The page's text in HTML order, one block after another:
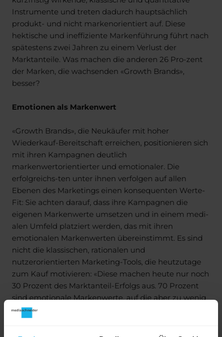
Instrumente und treten dadurch hauptsächlich
produkt- und nicht markenorientiert auf. Diese
hektische und ineffiziente Markenführung führt nach
spätestens zwei Jahren zu einem Verlust der
Marktanteile. Was machen die anderen 26 Pro-zent
der Marken, die wachsenden «Growth Brands»,
besser?
Emotionen als Markenwert
«Growth Brands», die Neukäufer mit hoher
Wiederkauf-Bereitschaft erreichen, positionieren sich
mit ihren Kampagnen deutlich
markenwertorientierter und emotionaler. Die
erfolgreichs-ten unter ihnen verfolgen auf allen
Ebenen des Marketings einen konsequenten Werte-
Fit: Sie achten darauf, dass ihre Kampagnen die
eigenen Markenwerte umsetzen und in einem medi-
alen Umfeld platziert werden, das mit ihren
emotionalen Markenwerten übereinstimmt. Es sind
nicht die klassischen, rationalen und
nutzerorientierten Marketing-Tools, die heutzutage
zum Kauf motivieren: «Diese machen heute nur noch
30 Prozent des Marktanteil-Erfolgs aus. 70 Prozent
sind emotionale Markenwerte, auf die aber zu wenig
gesetzt wird», sagt Dr. Peter Haller, Geschäftsführer
und Gründer der Serviceplan Gruppe.